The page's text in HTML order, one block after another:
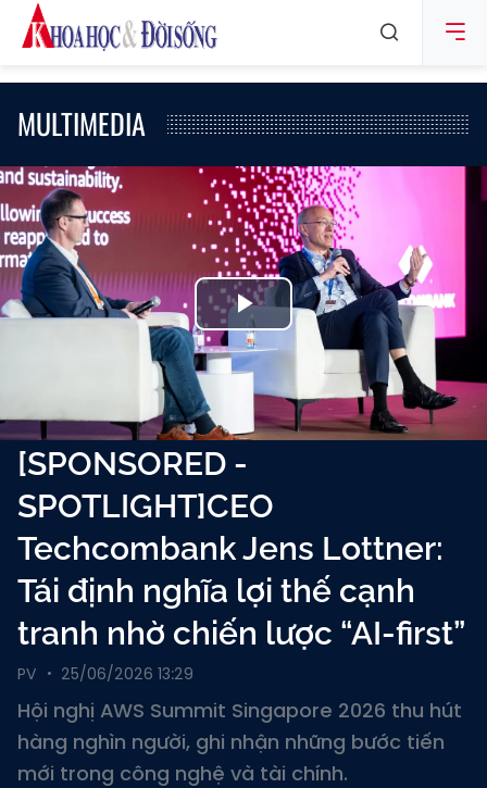
MULTIMEDIA
Play
Video
[SPONSORED -
SPOTLIGHT]CEO
Techcombank Jens Lottner:
Tái định nghĩa lợi thế cạnh
tranh nhờ chiến lược “AI-first”
PV 25/06/2026 13:29
Hội nghị AWS Summit Singapore 2026 thu hút
hàng nghìn người, ghi nhận những bước tiến
mới trong công nghệ và tài chính.